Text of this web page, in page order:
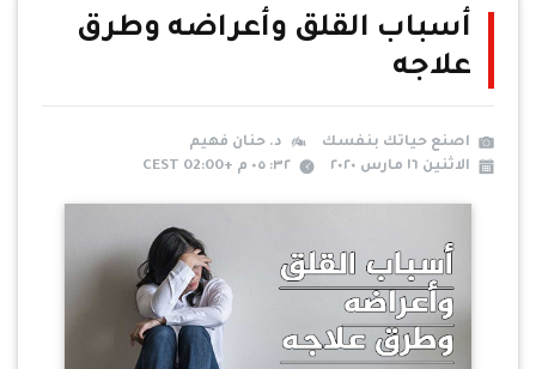
أسباب القلق وأعراضه وطرق
علاجه
اصنع حياتك بنفسك
د. حنان فهيم
الاثنين ١٦ مارس ٢٠٢٠
٣٢: ٠٥ م +02:00 CEST